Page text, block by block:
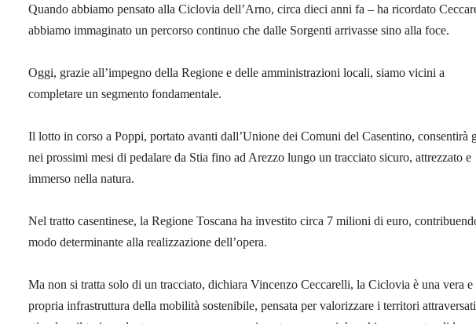
Quando abbiamo pensato alla Ciclovia dell’Arno, circa dieci anni fa – ha ricordato
abbiamo immaginato un percorso continuo che dalle Sorgenti arrivasse sino alla foce.
Oggi, grazie all’impegno della Regione e delle amministrazioni locali, siamo vicini a
completare un segmento fondamentale.
Il lotto in corso a Poppi, portato avanti dall’Unione dei Comuni del Casentino, consentirà
nei prossimi mesi di pedalare da Stia fino ad Arezzo lungo un tracciato sicuro, attrezzato e
immerso nella natura.
Nel tratto casentinese, la Regione Toscana ha investito circa 7 milioni di euro,
modo determinante alla realizzazione dell’opera.
Ma non si tratta solo di un tracciato, dichiara Vincenzo Ceccarelli, la Ciclovia è una vera e
propria infrastruttura della mobilità sostenibile, pensata per valorizzare i territori